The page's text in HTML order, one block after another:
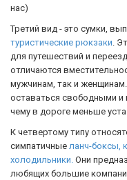
нас)
Третий вид - это сумки,
туристические рюкзаки.
для путешествий и
отличаются
мужчинам, так и
оставаться свободными и
чему в дороге меньше
К четвертому типу
симпатичные ланч-боксы,
холодильники. Они
любящих большие